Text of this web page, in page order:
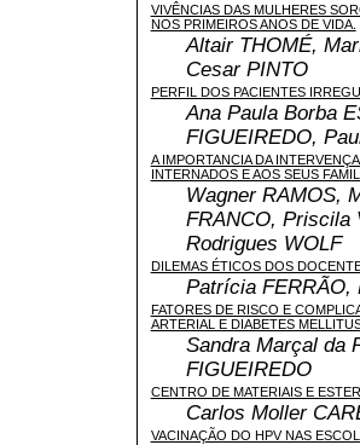
VIVÊNCIAS DAS MULHERES
NOS PRIMEIROS ANOS DE VIDA.
Altair THOMÉ,
Cesar PINTO
PERFIL DOS PACIENTES
Ana Paula Borba
FIGUEIREDO,
A IMPORTANCIA DA
INTERNADOS E AOS SEUS
Wagner RAMOS,
FRANCO, Priscila
Rodrigues WOLF
DILEMAS ÉTICOS DOS
Patrícia FERRÃO,
FATORES DE RISCO E
ARTERIAL E DIABETES
Sandra Marçal da
FIGUEIREDO
CENTRO DE MATERIAIS E
Carlos Moller
VACINAÇÃO DO HPV NAS